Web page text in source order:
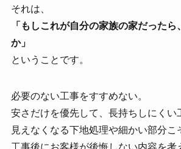
それは、
「もしこれが自分の家族の家だった
か」
ということです。
必要のない工事をすすめない。
安さだけを優先して、長持ちしにくい
見えなくなる下地処理や細かい部分こ
工事後にお客様が後悔しない内容を考